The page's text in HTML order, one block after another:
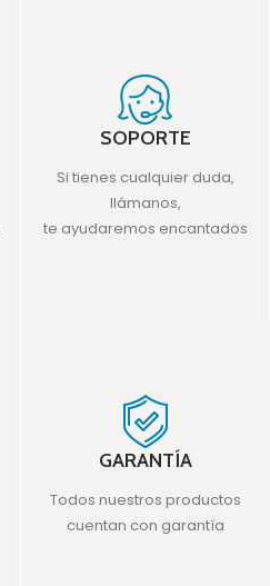
SOPORTE
Si tienes cualquier duda,
llámanos,
te ayudaremos encantados
GARANTÍA
Todos nuestros productos
cuentan con garantía